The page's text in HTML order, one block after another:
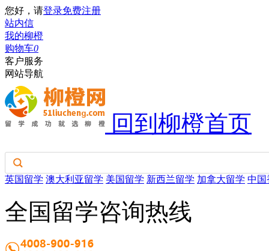
您好，请登录免费注册
站内信
我的柳橙
购物车0
客户服务
网站导航
回到柳橙首页
英国留学 澳大利亚留学 美国留学 新西兰留学 加拿大留学 中国
全国留学咨询热线